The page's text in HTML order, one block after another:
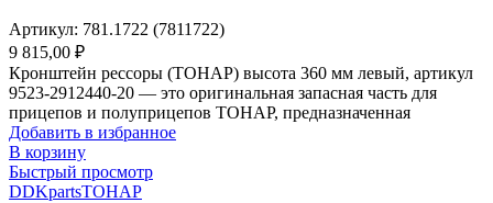
Артикул: 781.1722 (7811722)
9 815,00 ₽
Кронштейн рессоры (ТОНАР) высота 360 мм левый, артикул
9523-2912440-20 — это оригинальная запасная часть для
прицепов и полуприцепов ТОНАР, предназначенная
Добавить в избранное
В корзину
Быстрый просмотр
DDKpartsТОНАР